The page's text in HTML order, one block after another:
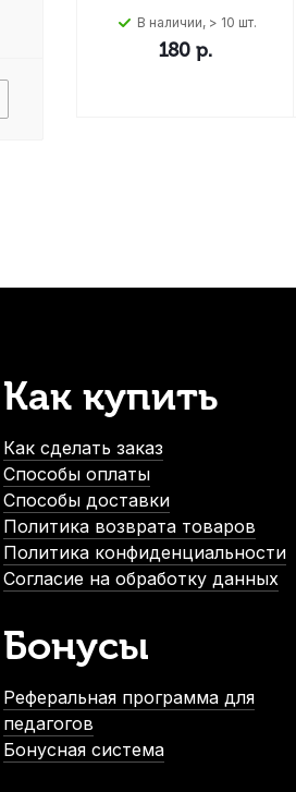
В наличии, > 10 шт.
180 р.
Как купить
Как сделать заказ
Способы оплаты
Способы доставки
Политика возврата товаров
Политика конфиденциальности
Согласие на обработку данных
Бонусы
Реферальная программа для
педагогов
Бонусная система